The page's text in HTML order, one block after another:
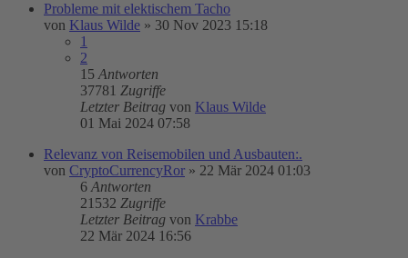
Probleme mit elektischem Tacho
von Klaus Wilde » 30 Nov 2023 15:18
1
2
15 Antworten
37781 Zugriffe
Letzter Beitrag von Klaus Wilde
01 Mai 2024 07:58
Relevanz von Reisemobilen und Ausbauten:.
von CryptoCurrencyRor » 22 Mär 2024 01:03
6 Antworten
21532 Zugriffe
Letzter Beitrag von Krabbe
22 Mär 2024 16:56